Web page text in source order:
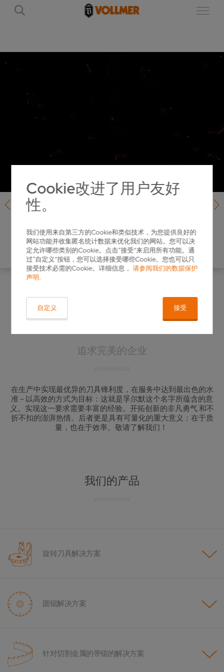
Cookie改进了用户友好
性。
我们使用来自第三方的Cookie和类似技术，为您提供良好的
网站功能并收集匿名统计数据来优化我们的网站。您可以决
定允许哪些类别的Cookie。点击“接受”来启用所有功能。通
过“自定义”按钮，您可以选择接受哪些Cookie。您也可以只
接受技术必需的Cookie。详细信息，请参阅我们的数据保护
声明.
自定义 接受
LASER MADE FOR YOU
了解更多信息
欢迎莅临AMB展会参观VOLLMER集团
展台
显示更多
LASER MADE FOR YOU
了解更多信息
显示更多
追求完美的企业
在生产中实现最优异的刀具锋利度，在服务中达到最出色的水
准 – 以高效的方式为目标：这就是孚尔默这个名字所蕴含的意
义。实现这一要求需要丰富的经验。开拓创新的非凡勇气 和不
折不扣的澎湃热情。后者更是具有可量化的重大意义：在于质
量，也在于效率。敬请了解我们！
我们的产品
旋转刀具解决方案
圆锯解决方案
针对切割金属的带锯的解决方案